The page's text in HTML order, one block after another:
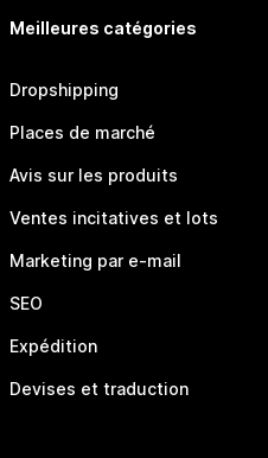
Meilleures catégories
Dropshipping
Places de marché
Avis sur les produits
Ventes incitatives et lots
Marketing par e-mail
SEO
Expédition
Devises et traduction